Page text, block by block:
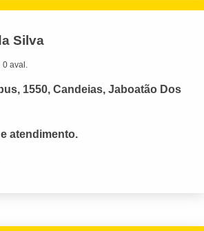
Silva
0 aval.
1550, Candeias, Jaboatão Dos
atendimento.